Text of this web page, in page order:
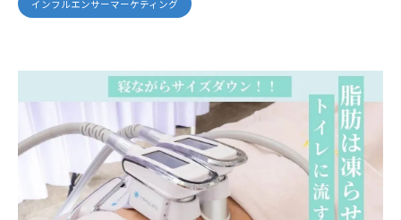
インフルエンサーマーケティング